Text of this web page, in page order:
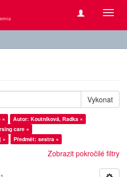
Vykonat
×
Autor: Koutníková, Radka ×
care ×
×
Předmět: sestra ×
Zobrazit pokročilé filtry